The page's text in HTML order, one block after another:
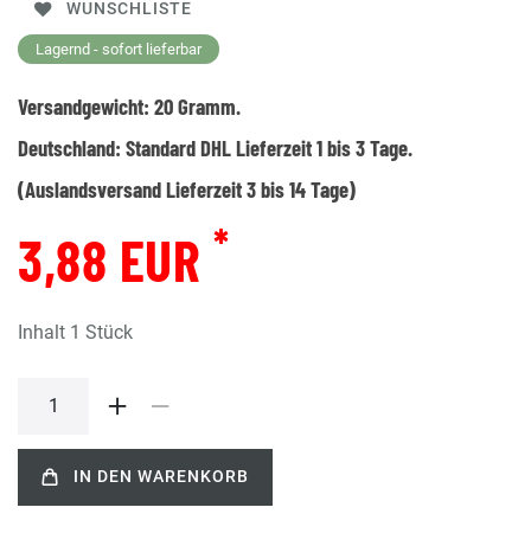
WUNSCHLISTE
Lagernd - sofort lieferbar
Versandgewicht: 20Gramm.
Deutschland: Standard DHL Lieferzeit 1 bis 3 Tage.
(Auslandsversand Lieferzeit 3 bis 14 Tage)
3,88 EUR *
Inhalt 1 Stück
IN DEN WARENKORB